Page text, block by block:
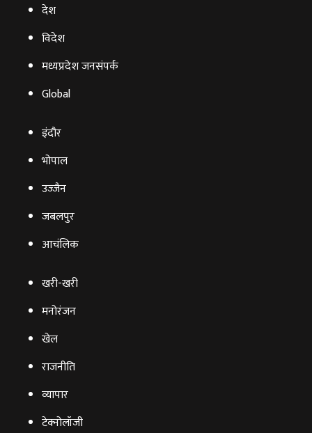
देश
विदेश
मध्यप्रदेश जनसंपर्क
Global
इंदौर
भोपाल
उज्‍जैन
जबलपुर
आचंलिक
खरी-खरी
मनोरंजन
खेल
राजनीति
व्‍यापार
टेक्‍नोलॉजी